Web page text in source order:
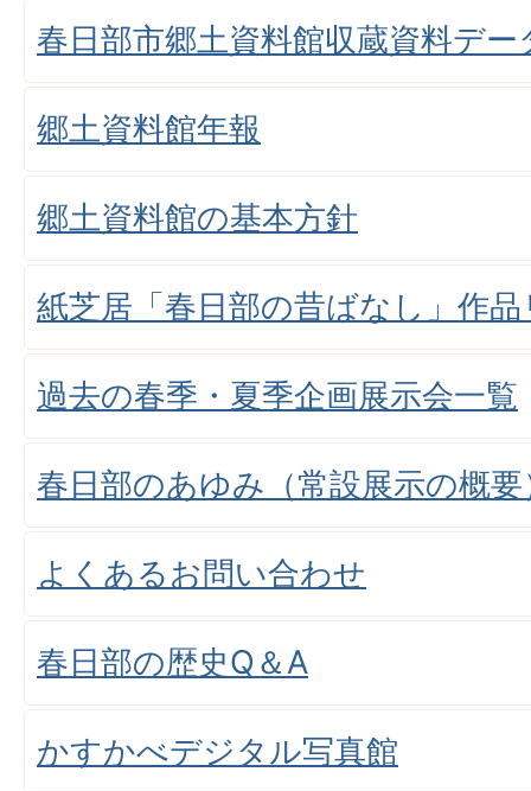
春日部市郷土資料館収蔵資料デー
郷土資料館年報
郷土資料館の基本方針
紙芝居「春日部の昔ばなし」作
過去の春季・夏季企画展示会一覧
春日部のあゆみ（常設展示の概要
よくあるお問い合わせ
春日部の歴史Q＆A
かすかべデジタル写真館